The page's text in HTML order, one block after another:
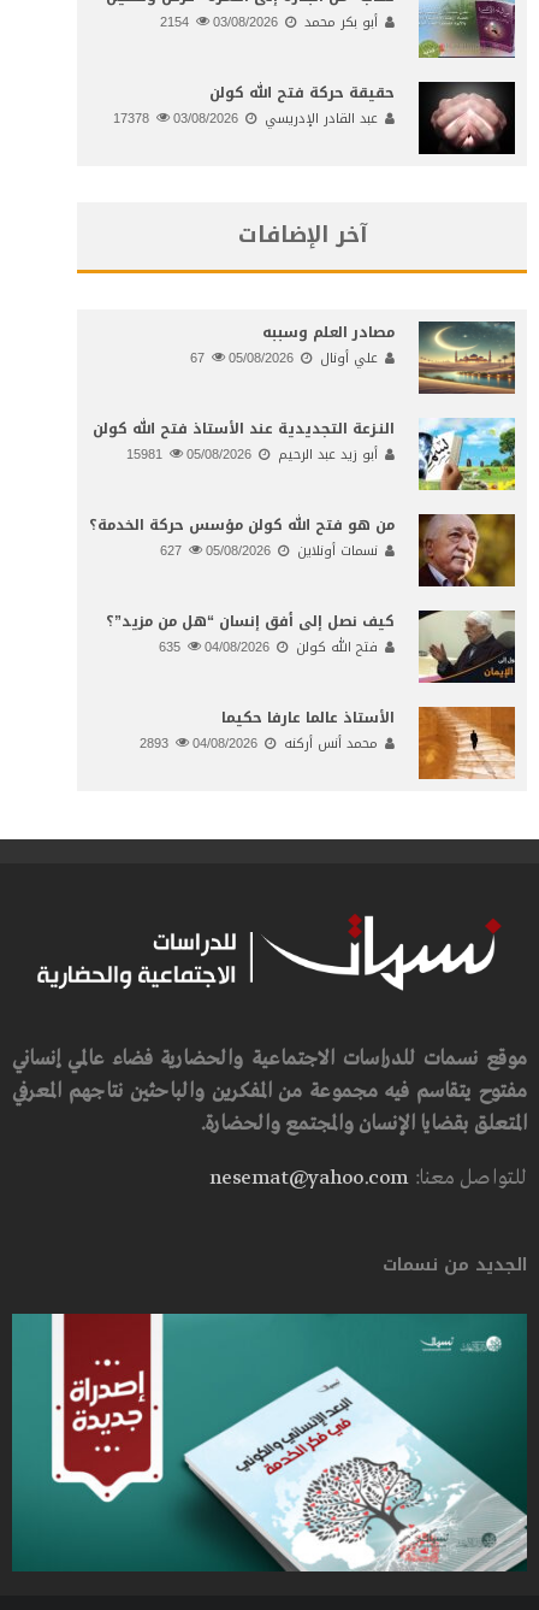
أبو بكر محمد 03/08/2026
حقيقة حركة فتح الله كولن
عبد القادر الإدريسي 03/08/2026
آخر الإضافات
مصادر العلم وسببه
علي أونال 05/08/2026
النـزعة التجديدية عند الأستاذ فتح الله كولن
أبو زيد عبد الرحيم 05/08/2026
من هو فتح الله كولن مؤسس حركة الخدمة؟
نسمات أونلاين 05/08/2026
كيف نصل إلى أفق إنسان “هل من مزيد”؟
فتح الله كولن 04/08/2026
الأستاذ عالما عارفا حكيما
محمد أنس أركنه 04/08/2026
موقع نسمات للدراسات الاجتماعية والحضارية فضاء عالمي إنساني
مفتوح يتقاسم فيه مجموعة من المفكرين والباحثين نتاجهم المعرفي
المتعلق بقضايا الإنسان والمجتمع والحضارة.
للتواصل معنا:nesemat@yahoo.com
الجديد من نسمات